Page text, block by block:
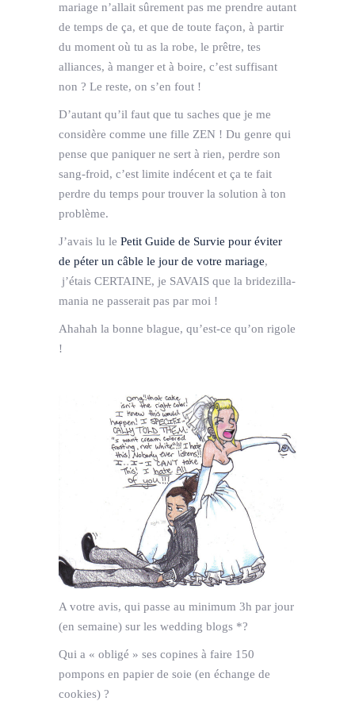
mariage n’allait sûrement pas me prendre autant
de temps de ça, et que de toute façon, à partir
du moment où tu as la robe, le prêtre, tes
alliances, à manger et à boire, c’est suffisant
non ? Le reste, on s’en fout !
D’autant qu’il faut que tu saches que je me
considère comme une fille ZEN ! Du genre qui
pense que paniquer ne sert à rien, perdre son
sang-froid, c’est limite indécent et ça te fait
perdre du temps pour trouver la solution à ton
problème.
J’avais lu le Petit Guide de Survie pour éviter
de péter un câble le jour de votre mariage,
j’étais CERTAINE, je SAVAIS que la bridezilla-
mania ne passerait pas par moi !
Ahahah la bonne blague, qu’est-ce qu’on rigole
!
A votre avis, qui passe au minimum 3h par jour
(en semaine) sur les wedding blogs *?
Qui a « obligé » ses copines à faire 150
pompons en papier de soie (en échange de
cookies) ?